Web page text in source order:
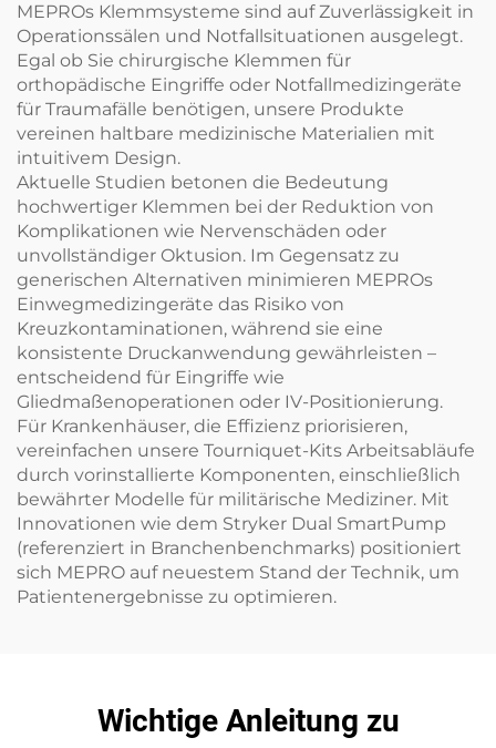
MEPROs Klemmsysteme sind auf Zuverlässigkeit in
Operationssälen und Notfallsituationen ausgelegt.
Egal ob Sie chirurgische Klemmen für
orthopädische Eingriffe oder Notfallmedizingeräte
für Traumafälle benötigen, unsere Produkte
vereinen haltbare medizinische Materialien mit
intuitivem Design.
Aktuelle Studien betonen die Bedeutung
hochwertiger Klemmen bei der Reduktion von
Komplikationen wie Nervenschäden oder
unvollständiger Oktusion. Im Gegensatz zu
generischen Alternativen minimieren MEPROs
Einwegmedizingeräte das Risiko von
Kreuzkontaminationen, während sie eine
konsistente Druckanwendung gewährleisten –
entscheidend für Eingriffe wie
Gliedmaßenoperationen oder IV-Positionierung.
Für Krankenhäuser, die Effizienz priorisieren,
vereinfachen unsere Tourniquet-Kits Arbeitsabläufe
durch vorinstallierte Komponenten, einschließlich
bewährter Modelle für militärische Mediziner. Mit
Innovationen wie dem Stryker Dual SmartPump
(referenziert in Branchenbenchmarks) positioniert
sich MEPRO auf neuestem Stand der Technik, um
Patientenergebnisse zu optimieren.
Wichtige Anleitung zu